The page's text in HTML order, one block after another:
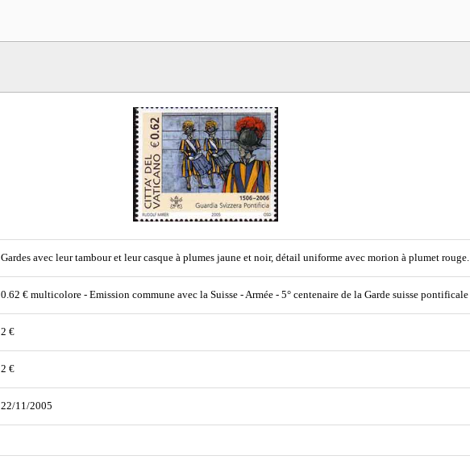
Gardes avec leur tambour et leur casque à plumes jaune et noir, détail uniforme avec morion à plumet rouge.
0.62 € multicolore - Emission commune avec la Suisse - Armée - 5° centenaire de la Garde suisse pontificale
2 €
2 €
22/11/2005